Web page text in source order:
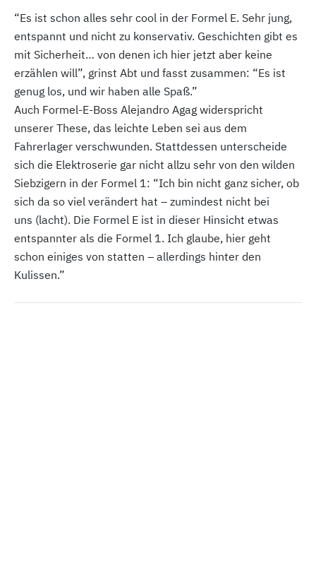
“Es ist schon alles sehr cool in der Formel E. Sehr jung,
entspannt und nicht zu konservativ. Geschichten gibt es
mit Sicherheit… von denen ich hier jetzt aber keine
erzählen will”, grinst Abt und fasst zusammen: “Es ist
genug los, und wir haben alle Spaß.”
Auch Formel-E-Boss Alejandro Agag widerspricht
unserer These, das leichte Leben sei aus dem
Fahrerlager verschwunden. Stattdessen unterscheide
sich die Elektroserie gar nicht allzu sehr von den wilden
Siebzigern in der Formel 1: “Ich bin nicht ganz sicher, ob
sich da so viel verändert hat – zumindest nicht bei
uns (lacht). Die Formel E ist in dieser Hinsicht etwas
entspannter als die Formel 1. Ich glaube, hier geht
schon einiges von statten – allerdings hinter den
Kulissen.”